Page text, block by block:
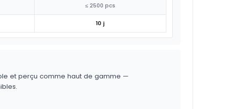
≤ 2500 pcs
10 j
et perçu comme haut de gamme —